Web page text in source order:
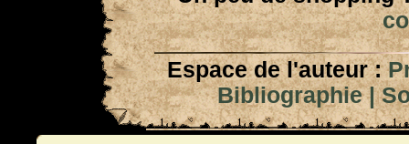
Espace de l'auteur :
Bibliographie|